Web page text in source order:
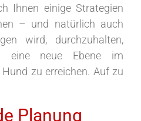
Ihnen einige Strategien
– und natürlich auch
wird, durchzuhalten,
eine neue Ebene im
zu erreichen. Auf zu
Planung